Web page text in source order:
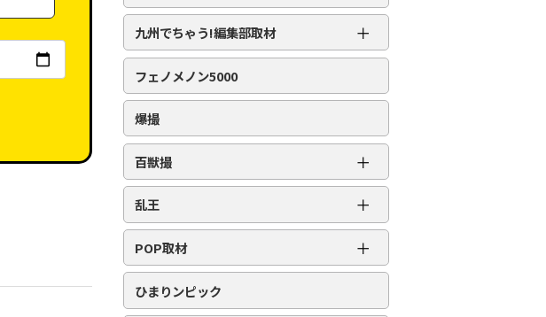
九州でちゃう!編集部取材 ＋
編集部取材［ダイヤ］
編集部取材［金］
編集部取材［スロット対象機種アリ］
フェノメノン5000
爆撮
百獣撮 ＋
百獣撮［ライオン］
百獣撮-改-［ライオン］
百獣撮［ゴリラ］
百獣撮-改-［ゴリラ］
百獣撮［ゾウ］
乱王 ＋
スロット乱王
パチンコ乱王
POP取材 ＋
POP番付
ひまりンピック